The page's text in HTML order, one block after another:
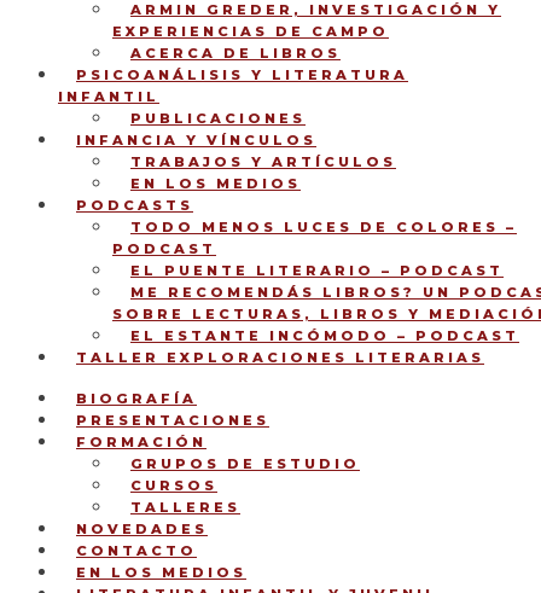
ARMIN GREDER, INVESTIGACIÓN Y
EXPERIENCIAS DE CAMPO
ACERCA DE LIBROS
PSICOANÁLISIS Y LITERATURA
INFANTIL
PUBLICACIONES
INFANCIA Y VÍNCULOS
TRABAJOS Y ARTÍCULOS
EN LOS MEDIOS
PODCASTS
TODO MENOS LUCES DE COLORES –
PODCAST
EL PUENTE LITERARIO – PODCAST
ME RECOMENDÁS LIBROS? UN
SOBRE LECTURAS, LIBROS Y
EL ESTANTE INCÓMODO – PODCAST
TALLER EXPLORACIONES LITERARIAS
BIOGRAFÍA
PRESENTACIONES
FORMACIÓN
GRUPOS DE ESTUDIO
CURSOS
TALLERES
NOVEDADES
CONTACTO
EN LOS MEDIOS